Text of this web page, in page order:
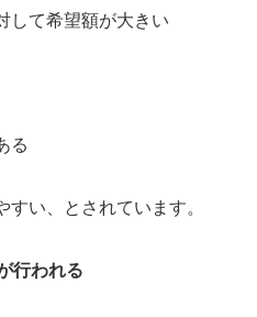
して希望額が大きい
る
い、とされています。
行われる